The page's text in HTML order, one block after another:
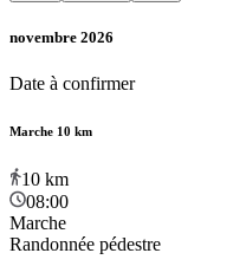
novembre 2026
Date à confirmer
Marche 10 km
10 km
08:00
Marche
Randonnée pédestre